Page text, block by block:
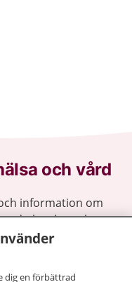
och vård
information om
du kan kontakta.
göra dina
1177 för
dig en förbättrad